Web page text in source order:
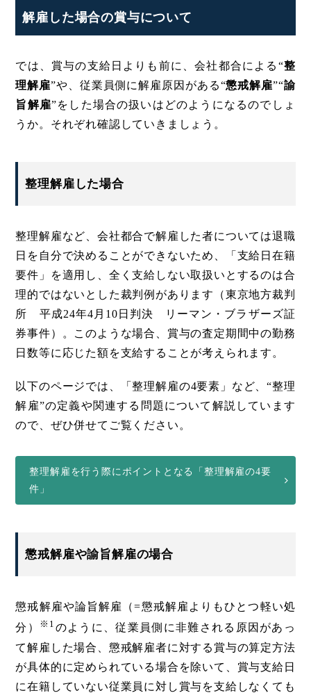
解雇した場合の賞与について
では、賞与の支給日よりも前に、会社都合による“整
理解雇”や、従業員側に解雇原因がある“懲戒解雇”“諭
旨解雇”をした場合の扱いはどのようになるのでしょ
うか。それぞれ確認していきましょう。
整理解雇した場合
整理解雇など、会社都合で解雇した者については退職
日を自分で決めることができないため、「支給日在籍
要件」を適用し、全く支給しない取扱いとするのは合
理的ではないとした裁判例があります（東京地方裁判
所 平成24年4月10日判決 リーマン・ブラザーズ証
券事件）。このような場合、賞与の査定期間中の勤務
日数等に応じた額を支給することが考えられます。
以下のページでは、「整理解雇の4要素」など、“整理
解雇”の定義や関連する問題について解説しています
ので、ぜひ併せてご覧ください。
整理解雇を行う際にポイントとなる「整理解雇の4要
件」
懲戒解雇や諭旨解雇の場合
懲戒解雇や論旨解雇（=懲戒解雇よりもひとつ軽い処
分）
※1 のように、従業員側に非難される原因があっ
て解雇した場合、懲戒解雇者に対する賞与の算定方法
が具体的に定められている場合を除いて、賞与支給日
に在籍していない従業員に対し賞与を支給しなくても